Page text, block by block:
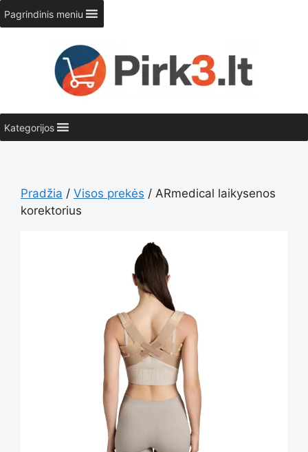
Pereiti
prie
turinio
Pagrindinis meniu
Kategorijos
Pradžia / Visos prekės / ARmedical laikysenos
korektorius